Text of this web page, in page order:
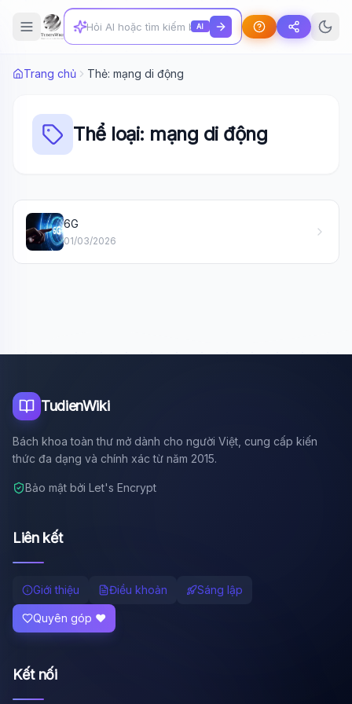
AI
Trang chủ Thẻ: mạng di động
Thể loại: mạng di động
6G
01/03/2026
TudienWiki
Bách khoa toàn thư mở dành cho người Việt, cung cấp kiến
thức đa dạng và chính xác từ năm 2015.
Bảo mật bởi Let's Encrypt
Liên kết
Giới thiệu Điều khoản Sáng lập
Quyên góp ❤️
Kết nối
Tôi là trợ lý AI của TuDienWiki. Hãy hỏi tôi bất kỳ điều gì
🪐 Sao Mộc là gì?
🔬 Albert Einstein